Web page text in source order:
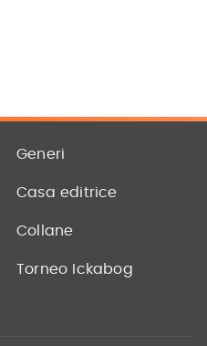
Generi
Casa editrice
Collane
Torneo Ickabog